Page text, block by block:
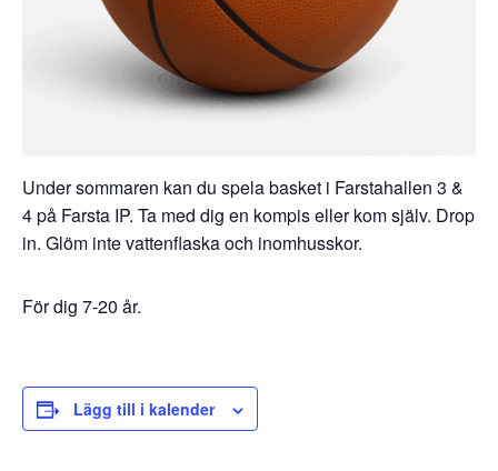
Under sommaren kan du spela basket i Farstahallen 3 &
4 på Farsta IP. Ta med dig en kompis eller kom själv. Drop
in. Glöm inte vattenflaska och inomhusskor.
För dig 7-20 år.
Lägg till i kalender